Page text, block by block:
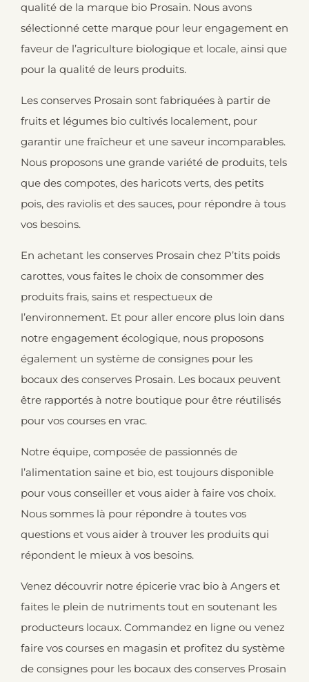
qualité de la marque bio Prosain. Nous avons
sélectionné cette marque pour leur engagement en
faveur de l’agriculture biologique et locale, ainsi que
pour la qualité de leurs produits.
Les conserves Prosain sont fabriquées à partir de
fruits et légumes bio cultivés localement, pour
garantir une fraîcheur et une saveur incomparables.
Nous proposons une grande variété de produits, tels
que des compotes, des haricots verts, des petits
pois, des raviolis et des sauces, pour répondre à tous
vos besoins.
En achetant les conserves Prosain chez P’tits poids
carottes, vous faites le choix de consommer des
produits frais, sains et respectueux de
l’environnement. Et pour aller encore plus loin dans
notre engagement écologique, nous proposons
également un système de consignes pour les
bocaux des conserves Prosain. Les bocaux peuvent
être rapportés à notre boutique pour être réutilisés
pour vos courses en vrac.
Notre équipe, composée de passionnés de
l’alimentation saine et bio, est toujours disponible
pour vous conseiller et vous aider à faire vos choix.
Nous sommes là pour répondre à toutes vos
questions et vous aider à trouver les produits qui
répondent le mieux à vos besoins.
Venez découvrir notre épicerie vrac bio à Angers et
faites le plein de nutriments tout en soutenant les
producteurs locaux. Commandez en ligne ou venez
faire vos courses en magasin et profitez du système
de consignes pour les bocaux des conserves Prosain